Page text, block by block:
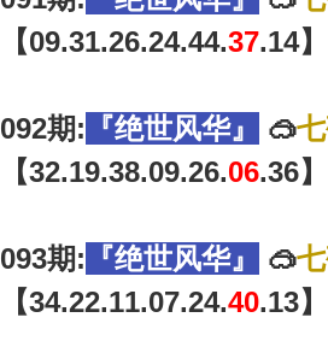
【09.31.26.24.44.37.14】
092期: 『绝世风华』 🥽
【32.19.38.09.26.06.36】
093期: 『绝世风华』 🥽
【34.22.11.07.24.40.13】